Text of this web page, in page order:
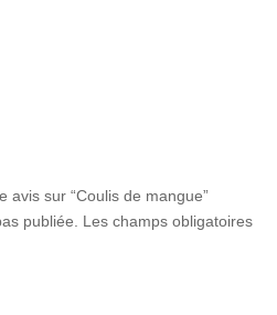
avis sur “Coulis de mangue”
publiée.
Les champs obligatoires